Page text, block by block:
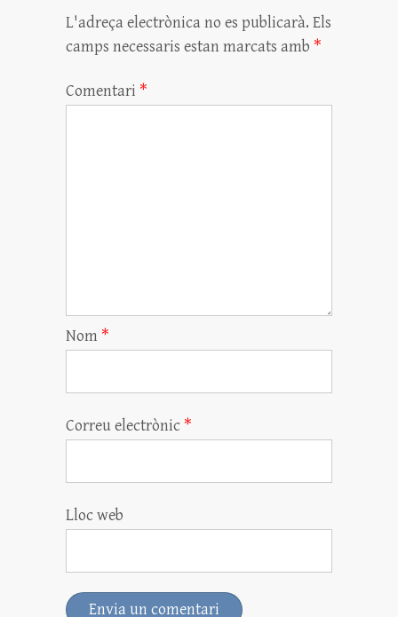
L'adreça electrònica no es publicarà. Els
camps necessaris estan marcats amb *
Comentari *
Nom *
Correu electrònic *
Lloc web